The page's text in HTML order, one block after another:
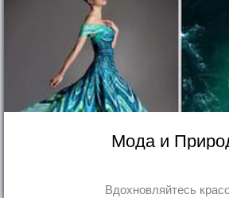
Мода и
Вдохновляйтесь